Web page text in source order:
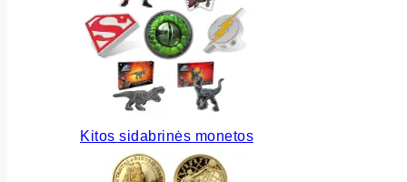
Kitos sidabrinės monetos